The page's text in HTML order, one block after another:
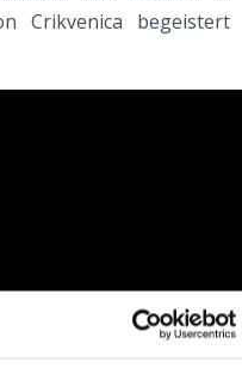
Crikvenica begeistert